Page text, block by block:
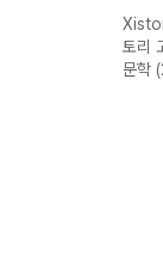
토리
문학